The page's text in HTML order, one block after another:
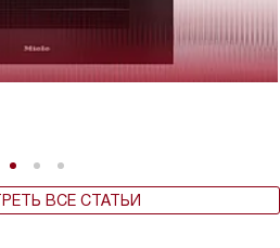
ВСЕ СТАТЬИ